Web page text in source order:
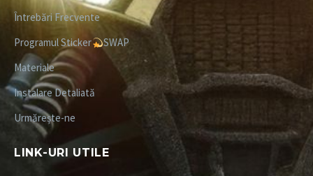
Întrebări Frecvente
Programul Sticker
SWAP
Materiale
Instalare Detaliată
Urmărește-ne
LINK-URI UTILE